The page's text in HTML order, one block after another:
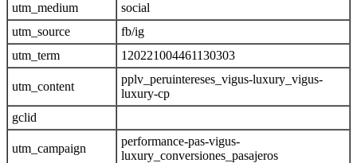
utm_medium
social
utm_source
fb/ig
utm_term
120221004461130303
utm_content
pplv_peruintereses_vigus-luxury_vigus-
luxury-cp
gclid
utm_campaign
performance-pas-vigus-
luxury_conversiones_pasajeros